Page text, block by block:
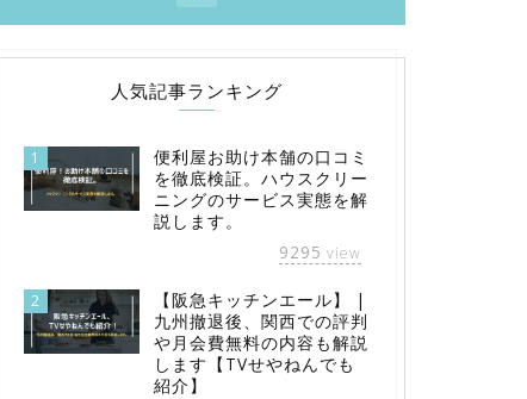
人気記事ランキング
1
便利屋お助け本舗の口コミ
を徹底検証。ハウスクリー
ニングのサービス実態を解
説します。
9295 view
2
【阪急キッチンエール】 |
九州撤退後、関西での評判
や月会費無料の内容も解説
します【TVせやねんでも
紹介】